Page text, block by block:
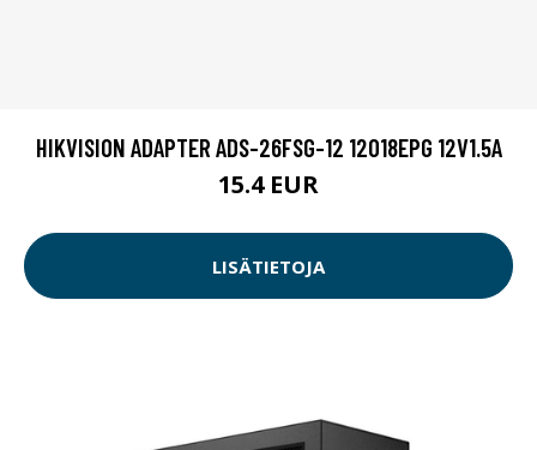
HIKVISION ADAPTER ADS-26FSG-12 12018EPG 12V1.5A
15.4 EUR
LISÄTIETOJA